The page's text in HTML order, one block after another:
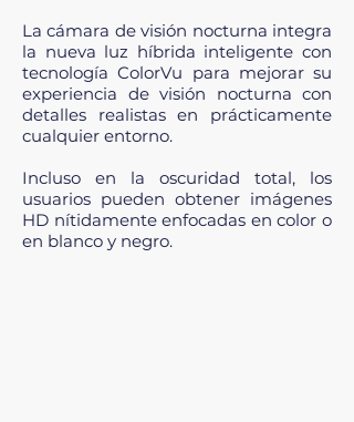
La cámara de visión nocturna integra
la nueva luz híbrida inteligente con
tecnología ColorVu para mejorar su
experiencia de visión nocturna con
detalles realistas en prácticamente
cualquier entorno.
Incluso en la oscuridad total, los
usuarios pueden obtener imágenes
HD nítidamente enfocadas en color o
en blanco y negro.